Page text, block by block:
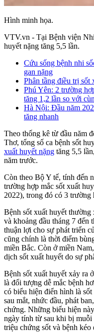
Hình minh họa.
VTV.vn - Tại Bệnh viện
huyết nặng tăng 5,5 lần.
Cứu sống bệnh nhi
gan nặng
Phân tầng điều trị sốt
Phú Yên: 2 trường
tăng 1,2 lần so với
Hà Nội: Đầu năm
tăng nhanh
Theo thống kê từ đầu năm
Thơ, tổng số ca bệnh sốt
xuất huyết nặng tăng 5,5
năm trước.
Còn theo Bộ Y tế, tính đến
trường hợp mắc sốt xuất
2022), trong đó có 3 trường
Bệnh sốt xuất huyết
và khoảng đầu tháng 7 đến
thuận lợi cho sự phát triển
cũng chính là thời điểm
miền Bắc. Còn ở miền
dịch sốt xuất huyết do sự
Bệnh sốt xuất huyết xảy ra
là đối tượng dễ mắc bệnh
có biểu hiện điển hình là
sau mắt, nhức đầu, phát
chứng. Những biểu hiện
ngày tính từ sau khi bị muỗi
triệu chứng sốt và bệnh kéo